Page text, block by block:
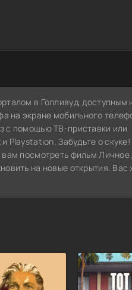
в Голливуд, доступным
на экране мобильного
с помощью ТВ-приставки или
Playstation. Забудьте о скуке!
посмотреть фильм Личное
на новые открытия. Вас